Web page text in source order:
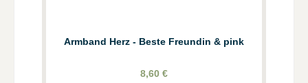
Armband Herz - Beste Freundin & pink
8,60 €